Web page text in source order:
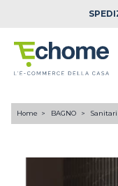
Home BAGNO Sanitari